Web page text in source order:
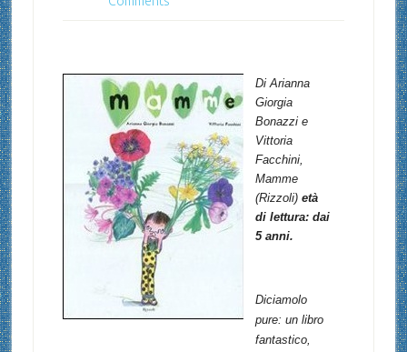
Di Arianna
Giorgia
Bonazzi e
Vittoria
Facchini,
Mamme
(Rizzoli) età
di lettura: dai
5 anni.
Diciamolo
pure: un libro
fantastico,